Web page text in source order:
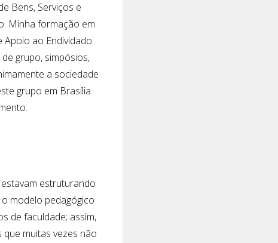
Bens, Serviços e
Minha formação em
ao Endividado
grupo, simpósios,
a sociedade
grupo em Brasília
estruturando
modelo pedagógico
de faculdade; assim,
muitas vezes não